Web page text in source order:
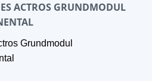
ACTROS GRUNDMODUL
Grundmodul